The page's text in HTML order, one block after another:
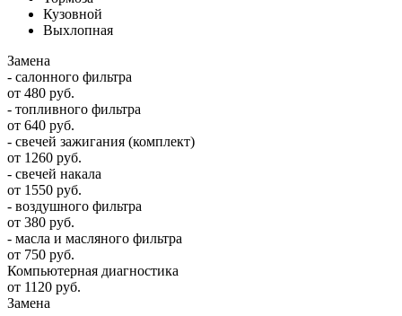
Кузовной
Выхлопная
Замена
- салонного фильтра
от 480 руб.
- топливного фильтра
от 640 руб.
- свечей зажигания (комплект)
от 1260 руб.
- свечей накала
от 1550 руб.
- воздушного фильтра
от 380 руб.
- масла и масляного фильтра
от 750 руб.
Компьютерная диагностика
от 1120 руб.
Замена